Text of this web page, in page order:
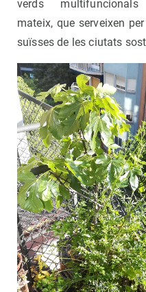
verds
mateix, que serveixen
suïsses de les ciutats